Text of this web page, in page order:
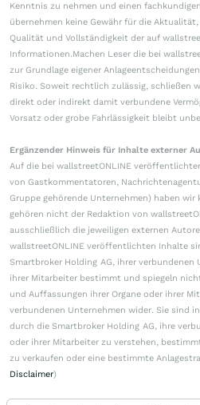
Kenntnis zu nehmen und einen
übernehmen keine Gewähr für die
Qualität und Vollständigkeit der auf
Informationen.Machen Leser die bei
zur Grundlage eigener
Risiko. Soweit rechtlich zulässig, schließen
direkt oder indirekt damit verbundene
Vorsatz oder grobe Fahrlässigkeit bleibt
Ergänzender Hinweis für Inhalte externer
Auf die bei wallstreetONLINE
von Gastkommentatoren,
Gruppe gehörende Unternehmen) haben
gehören nicht der Redaktion von
ausschließlich die jeweiligen externen
wallstreetONLINE veröffentlichten Inhalte
Smartbroker Holding AG, ihrer verbundenen
ihrer Mitarbeiter bestimmt und spiegeln
und Auffassungen ihrer Organe oder ihrer
verbundenen Unternehmen wider. Sie sind
durch die Smartbroker Holding AG, ihre
oder ihrer Mitarbeiter zu verstehen,
zu verkaufen oder eine bestimmte
Disclaimer)